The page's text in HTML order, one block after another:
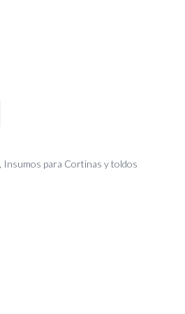
Insumos para Cortinas y toldos